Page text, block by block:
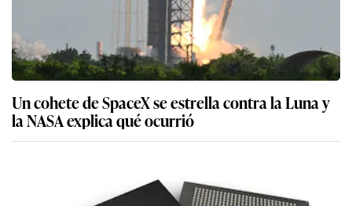
Un cohete de SpaceX se estrella contra la Luna y
la NASA explica qué ocurrió